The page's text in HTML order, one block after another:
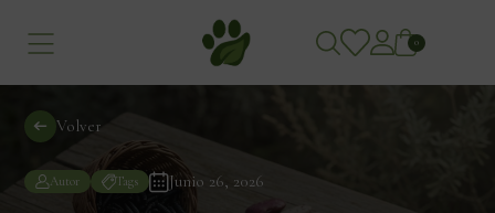
0
Volver
Autor Tags Junio 26, 2026